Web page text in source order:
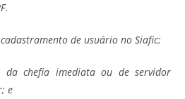
de usuário no Siafic:
da chefia imediata ou de servidor
e